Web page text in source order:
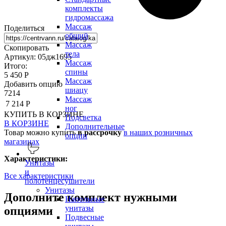
комплекты
гидромассажа
Массаж
общий
Массаж
тела
Массаж
спины
Массаж
шиацу
Массаж
ног
Подсветка
Дополнительные
опции
Унитазы
и
полотенцесушители
Унитазы
Напольные
унитазы
Подвесные
Поделиться
Скопировать
Артикул: 05дж1695
Итого:
5 450 Р
Добавить опцию
7214
7 214 Р
КУПИТЬ В КОРЗИНЕ
В КОРЗИНЕ
Товар можно купитьв рассрочку в наших розничных
магазинах
Характеристики:
Все характеристики
Дополните комплект нужными
опциями